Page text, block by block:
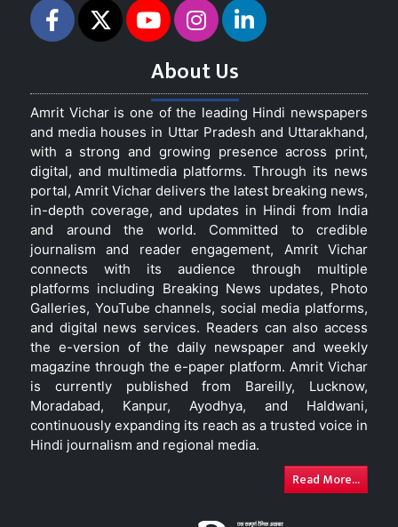
About Us
Amrit Vichar is one of the leading Hindi newspapers
and media houses in Uttar Pradesh and Uttarakhand,
with a strong and growing presence across print,
digital, and multimedia platforms. Through its news
portal, Amrit Vichar delivers the latest breaking news,
in-depth coverage, and updates in Hindi from India
and around the world. Committed to credible
journalism and reader engagement, Amrit Vichar
connects with its audience through multiple
platforms including Breaking News updates, Photo
Galleries, YouTube channels, social media platforms,
and digital news services. Readers can also access
the e-version of the daily newspaper and weekly
magazine through the e-paper platform. Amrit Vichar
is currently published from Bareilly, Lucknow,
Moradabad, Kanpur, Ayodhya, and Haldwani,
continuously expanding its reach as a trusted voice in
Hindi journalism and regional media.
Read More...